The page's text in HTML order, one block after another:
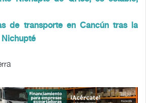
de transporte en Cancún tras la